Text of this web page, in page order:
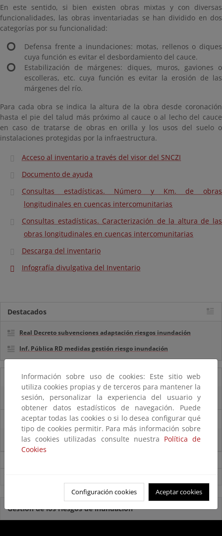
En este sentido, si bien existen obras mixtas y con diversas
funcionalidades, las obras inventariadas se han dividido en dos
categorías por su funcionalidad:
Defensa frente a inundaciones: motas, rellenos o diques
cuya función es evitar el desbordamiento del cauce.
Estabilización de márgenes: diques, muros, gaviones o
escolleras, etc. cuya función es evitar la erosión de las
márgenes del río.
Para cada obra se indica la altura de la obra desde coronación
hasta el pie del talud más próximo al cauce o al lecho del cauce
en caso de tratarse de obras en orilla y los usos del suelo o
instalaciones protegidas por la infraestructura.
Acceso al inventario a través del visor del SNCZI
Documento de ayuda
Consultas estadísticas. Número y Km. de obras
longitudinales en cuencas intercomunitarias
Consultas estadísticas. Caracterización de la altura de las
obras longitudinales en cuencas intercomunitarias
Descarga del inventario
Infografía divulgativa del Inventario
Destacados
Real Decreto subvenciones adaptación riesgos inundación
Inf. Pública RD medidas gestión riesgo inundación
16/09/2025
La reserva hídrica española se encuentra al 57,1% de su capacidad
10/09/2025
La reserva hídrica española se encuentra al 58,2% de su capacidad
Gestión de los riesgos de inundación
Información sobre uso de cookies: Este sitio web
utiliza cookies propias y de terceros para mantener la
sesión, personalizar la experiencia del usuario y
obtener datos estadísticos de navegación. Puede
aceptar todas las cookies o si lo desea configurar qué
tipo de cookies permitir. Para más información sobre
las cookies utilizadas consulte nuestra Política de
Cookies
Configuración cookies Aceptar cookies